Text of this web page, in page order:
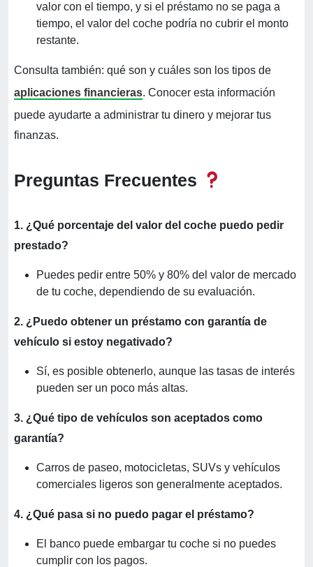
valor con el tiempo, y si el préstamo no se paga a
tiempo, el valor del coche podría no cubrir el monto
restante.
Consulta también: qué son y cuáles son los tipos de
aplicaciones financieras. Conocer esta información
puede ayudarte a administrar tu dinero y mejorar tus
finanzas.
Preguntas Frecuentes
1. ¿Qué porcentaje del valor del coche puedo pedir
prestado?
Puedes pedir entre 50% y 80% del valor de mercado
de tu coche, dependiendo de su evaluación.
2. ¿Puedo obtener un préstamo con garantía de
vehículo si estoy negativado?
Sí, es posible obtenerlo, aunque las tasas de interés
pueden ser un poco más altas.
3. ¿Qué tipo de vehículos son aceptados como
garantía?
Carros de paseo, motocicletas, SUVs y vehículos
comerciales ligeros son generalmente aceptados.
4. ¿Qué pasa si no puedo pagar el préstamo?
El banco puede embargar tu coche si no puedes
cumplir con los pagos.